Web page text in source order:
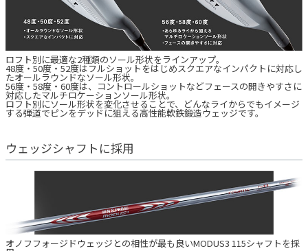
ロフト別に最適な2種類のソール形状をラインアップ。
48度・50度・52度はフルショットをはじめスクエアなインパクトに対応し
たオールラウンドなソール形状。
56度・58度・60度は、コントロールショットなどフェースの開きやすさに
対応したマルチロケーションソール形状。
ロフト別にソール形状を変化させることで、どんなライからでもイメージ
する弾道でピンをデッドに狙える高性能軟鉄鍛造ウェッジです。
ウェッジシャフトに採用
オノフフォージドウェッジとの相性が最も良いMODUS3 115シャフトを採